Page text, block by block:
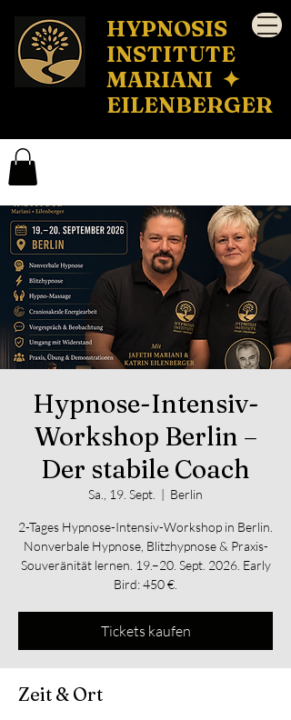
HYPNOSIS
INSTITUTE
MARIANI ✦
EILENBERGER
Hypnose-Intensiv-
Workshop Berlin –
Der stabile Coach
Sa., 19. Sept.
  |
Berlin
2-Tages Hypnose-Intensiv-Workshop in Berlin.
Nonverbale Hypnose, Blitzhypnose & Praxis-
Souveränität lernen. 19.–20. Sept. 2026. Early
Bird: 450 €.
Tickets kaufen
Zeit & Ort